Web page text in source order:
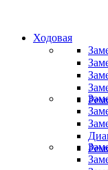
Ходовая